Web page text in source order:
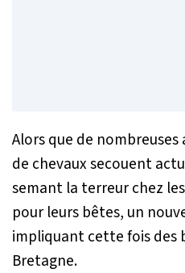
Alors que de nombreuses
de chevaux secouent
semant la terreur chez
pour leurs bêtes, un
impliquant cette fois des
Bretagne.